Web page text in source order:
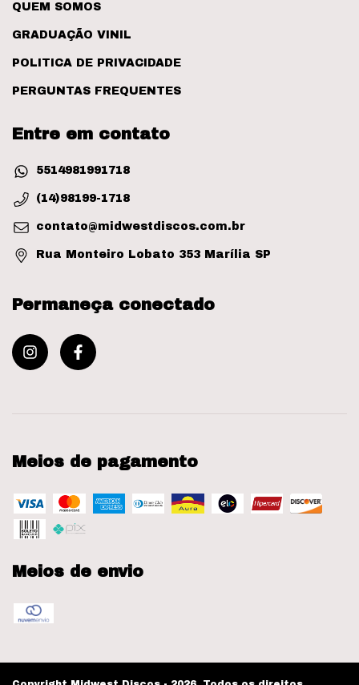
QUEM SOMOS
GRADUAÇÃO VINIL
POLITICA DE PRIVACIDADE
PERGUNTAS FREQUENTES
Entre em contato
5514981991718
(14)98199-1718
contato@midwestdiscos.com.br
Rua Monteiro Lobato 353 Marília SP
Permaneça conectado
Meios de pagamento
Meios de envio